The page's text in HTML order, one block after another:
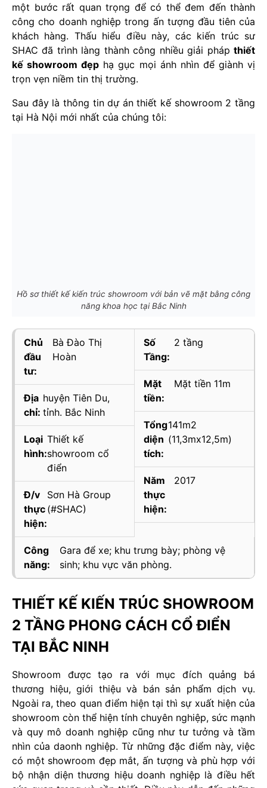
một bước rất quan trọng để có thể đem đến thành
công cho doanh nghiệp trong ấn tượng đầu tiên của
khách hàng. Thấu hiểu điều này, các kiến trúc sư
SHAC đã trình làng thành công nhiều giải pháp thiết
kế showroom đẹp hạ gục mọi ánh nhìn để giành vị
trọn vẹn niềm tin thị trường.
Sau đây là thông tin dự án thiết kế showroom 2 tầng
tại Hà Nội mới nhất của chúng tôi:
Hồ sơ thiết kế kiến trúc showroom với bản vẽ mặt bằng công
năng khoa học tại Bắc Ninh
Chủ
đầu
tư:
Bà Đào Thị
Hoàn
Địa
chỉ:
huyện Tiên Du,
tỉnh. Bắc Ninh
Loại
hình:
Thiết kế
showroom cổ
điển
Đ/v
thực
hiện:
Sơn Hà Group
(#SHAC)
Số
Tầng:
2 tầng
Mặt
tiền:
Mặt tiền 11m
Tổng
diện
tích:
141m2
(11,3mx12,5m)
Năm
thực
hiện:
2017
Công
năng:
Gara để xe; khu trưng bày; phòng vệ
sinh; khu vực văn phòng.
THIẾT KẾ KIẾN TRÚC SHOWROOM
2 TẦNG PHONG CÁCH CỔ ĐIỂN
TẠI BẮC NINH
Showroom được tạo ra với mục đích quảng bá
thương hiệu, giới thiệu và bán sản phẩm dịch vụ.
Ngoài ra, theo quan điểm hiện tại thì sự xuất hiện của
showroom còn thể hiện tính chuyên nghiệp, sức mạnh
và quy mô doanh nghiệp cũng như tư tưởng và tầm
nhìn của daonh nghiệp. Từ những đặc điểm này, việc
có một showroom đẹp mắt, ấn tượng và phù hợp với
bộ nhận diện thương hiệu doanh nghiệp là điều hết